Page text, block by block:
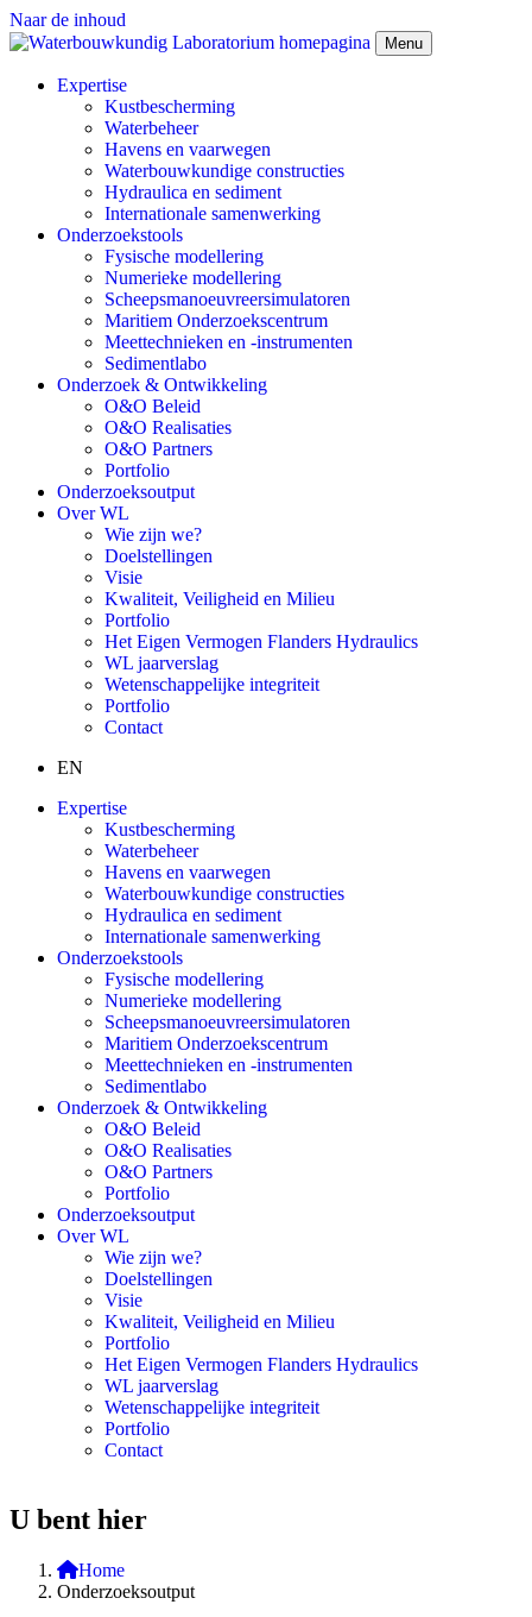
Naar de inhoud
Menu
Expertise
Kustbescherming
Waterbeheer
Havens en vaarwegen
Waterbouwkundige constructies
Hydraulica en sediment
Internationale samenwerking
Onderzoekstools
Fysische modellering
Numerieke modellering
Scheepsmanoeuvreersimulatoren
Maritiem Onderzoekscentrum
Meettechnieken en -instrumenten
Sedimentlabo
Onderzoek & Ontwikkeling
O&O Beleid
O&O Realisaties
O&O Partners
Portfolio
Onderzoeksoutput
Over WL
Wie zijn we?
Doelstellingen
Visie
Kwaliteit, Veiligheid en Milieu
Portfolio
Het Eigen Vermogen Flanders Hydraulics
WL jaarverslag
Wetenschappelijke integriteit
Portfolio
Contact
EN
Expertise
Kustbescherming
Waterbeheer
Havens en vaarwegen
Waterbouwkundige constructies
Hydraulica en sediment
Internationale samenwerking
Onderzoekstools
Fysische modellering
Numerieke modellering
Scheepsmanoeuvreersimulatoren
Maritiem Onderzoekscentrum
Meettechnieken en -instrumenten
Sedimentlabo
Onderzoek & Ontwikkeling
O&O Beleid
O&O Realisaties
O&O Partners
Portfolio
Onderzoeksoutput
Over WL
Wie zijn we?
Doelstellingen
Visie
Kwaliteit, Veiligheid en Milieu
Portfolio
Het Eigen Vermogen Flanders Hydraulics
WL jaarverslag
Wetenschappelijke integriteit
Portfolio
Contact
U bent hier
Home
Onderzoeksoutput